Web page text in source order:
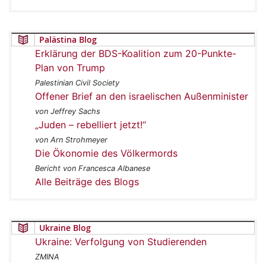
Palästina Blog
Erklärung der BDS-Koalition zum 20-Punkte-
Plan von Trump
Palestinian Civil Society
Offener Brief an den israelischen Außenminister
von Jeffrey Sachs
„Juden – rebelliert jetzt!“
von Arn Strohmeyer
Die Ökonomie des Völkermords
Bericht von Francesca Albanese
Alle Beiträge des Blogs
Ukraine Blog
Ukraine: Verfolgung von Studierenden
ZMINA